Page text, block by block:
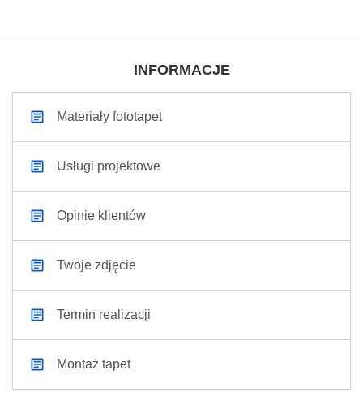
INFORMACJE
Materiały fototapet
Usługi projektowe
Opinie klientów
Twoje zdjęcie
Termin realizacji
Montaż tapet